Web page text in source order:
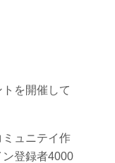
を開催して
ュニテイ作
ン登録者4000